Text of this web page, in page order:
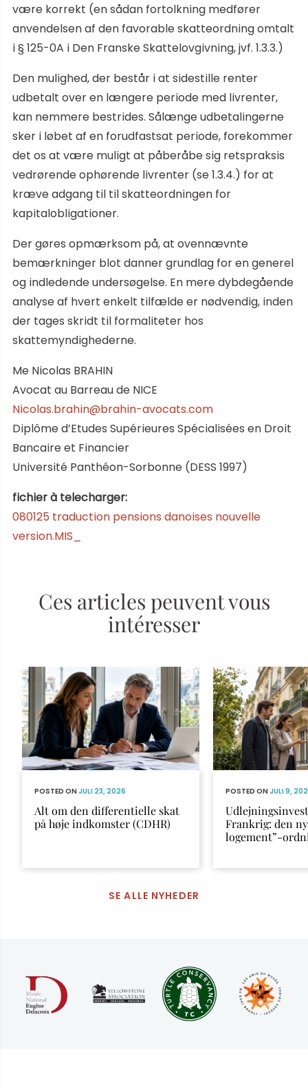
være korrekt (en sådan fortolkning medfører
anvendelsen af den favorable skatteordning omtalt
i § 125-0A i Den Franske Skattelovgivning, jvf. 1.3.3.)
Den mulighed, der består i at sidestille renter
udbetalt over en længere periode med livrenter,
kan nemmere bestrides. Sålænge udbetalingerne
sker i løbet af en forudfastsat periode, forekommer
det os at være muligt at påberåbe sig retspraksis
vedrørende ophørende livrenter (se 1.3.4.) for at
kræve adgang til til skatteordningen for
kapitalobligationer.
Der gøres opmærksom på, at ovennævnte
bemærkninger blot danner grundlag for en generel
og indledende undersøgelse. En mere dybdegående
analyse af hvert enkelt tilfælde er nødvendig, inden
der tages skridt til formaliteter hos
skattemyndighederne.
Me Nicolas BRAHIN
Avocat au Barreau de NICE
Nicolas.brahin@brahin-avocats.com
Diplôme d’Etudes Supérieures Spécialisées en Droit
Bancaire et Financier
Université Panthéon-Sorbonne (DESS 1997)
fichier à telecharger:
080125 traduction pensions danoises nouvelle
version.MIS_
Ces articles peuvent vous
intéresser
POSTED ONJULI 23, 2026
Alt om den differentielle skat
på høje indkomster (CDHR)
POSTED ONJULI 9,
Frankrig: den
logement”-
SE ALLE NYHEDER